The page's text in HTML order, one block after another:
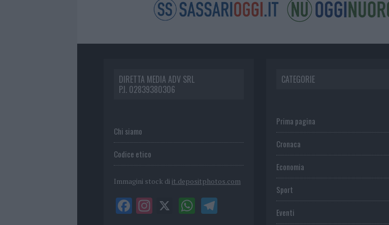
DIRETTA MEDIA ADV SRL
P.I. 02839380306
Chi siamo
Codice etico
Immagini stock di it.depositphotos.com
CATEGORIE
Prima pagina
Cronaca
Economia
Sport
Eventi